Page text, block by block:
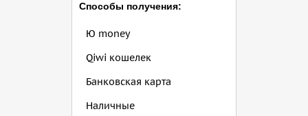
Способы получения:
Ю money
Qiwi кошелек
Банковская карта
Наличные